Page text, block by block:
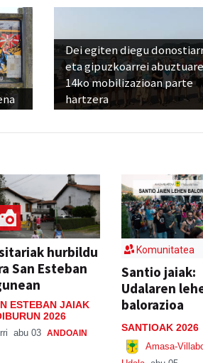
Dei egiten diegu
eta gipuzkoarrei
14ko mobilizazioan parte
hartzera
hurbildu
San Esteban
ESTEBAN JAIAK
2026
abu 03 ANDOAIN
Komunitatea
Santio jaiak:
Udalaren
balorazioa
SANTIOAK 2026
Amasa-